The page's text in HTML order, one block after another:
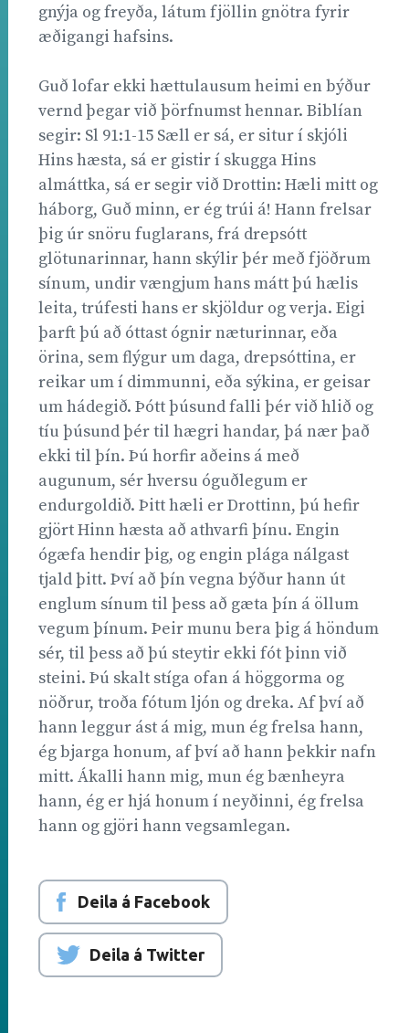
gnýja og freyða, látum fjöllin gnötra fyrir
æðigangi hafsins.
Guð lofar ekki hættulausum heimi en býður
vernd þegar við þörfnumst hennar. Biblían
segir: Sl 91:1-15 Sæll er sá, er situr í skjóli
Hins hæsta, sá er gistir í skugga Hins
almáttka, sá er segir við Drottin: Hæli mitt og
háborg, Guð minn, er ég trúi á! Hann frelsar
þig úr snöru fuglarans, frá drepsótt
glötunarinnar, hann skýlir þér með fjöðrum
sínum, undir vængjum hans mátt þú hælis
leita, trúfesti hans er skjöldur og verja. Eigi
þarft þú að óttast ógnir næturinnar, eða
örina, sem flýgur um daga, drepsóttina, er
reikar um í dimmunni, eða sýkina, er geisar
um hádegið. Þótt þúsund falli þér við hlið og
tíu þúsund þér til hægri handar, þá nær það
ekki til þín. Þú horfir aðeins á með
augunum, sér hversu óguðlegum er
endurgoldið. Þitt hæli er Drottinn, þú hefir
gjört Hinn hæsta að athvarfi þínu. Engin
ógæfa hendir þig, og engin plága nálgast
tjald þitt. Því að þín vegna býður hann út
englum sínum til þess að gæta þín á öllum
vegum þínum. Þeir munu bera þig á höndum
sér, til þess að þú steytir ekki fót þinn við
steini. Þú skalt stíga ofan á höggorma og
nöðrur, troða fótum ljón og dreka. Af því að
hann leggur ást á mig, mun ég frelsa hann,
ég bjarga honum, af því að hann þekkir nafn
mitt. Ákalli hann mig, mun ég bænheyra
hann, ég er hjá honum í neyðinni, ég frelsa
hann og gjöri hann vegsamlegan.
Deila á Facebook
Deila á Twitter